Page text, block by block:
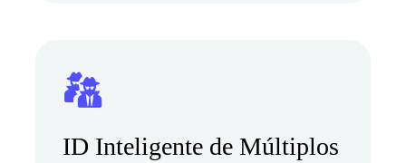
ID Inteligente de Múltiplos